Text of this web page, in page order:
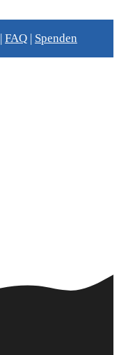
| FAQ | Spenden